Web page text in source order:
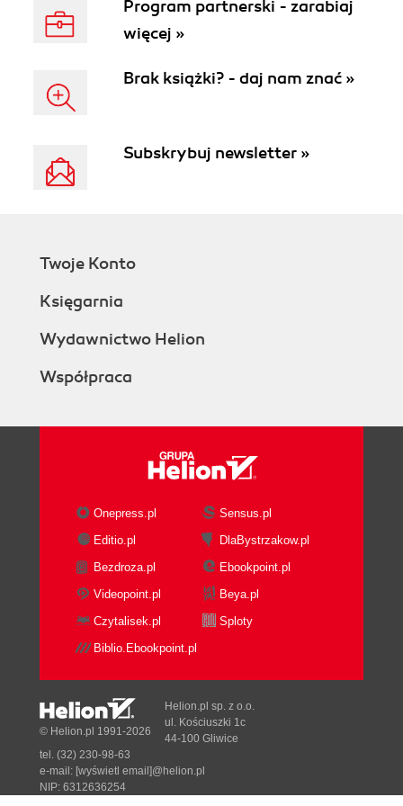
Program partnerski - zarabiaj
więcej »
Brak książki? - daj nam znać »
Subskrybuj newsletter »
Twoje Konto
Księgarnia
Wydawnictwo Helion
Współpraca
Onepress.pl
Sensus.pl
Editio.pl
DlaBystrzakow.pl
Bezdroza.pl
Ebookpoint.pl
Videopoint.pl
Beya.pl
Czytalisek.pl
Sploty
Biblio.Ebookpoint.pl
© Helion.pl 1991-2026
Helion.pl sp. z o.o.
ul. Kościuszki 1c
44-100 Gliwice
tel. (32) 230-98-63
e-mail: [wyświetl email]@helion.pl
NIP: 6312636254